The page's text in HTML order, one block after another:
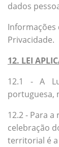
dados
Informações
Privacidade.
12. LEI
12.1 - A
portuguesa,
12.2 - Para
celebração
territorial é